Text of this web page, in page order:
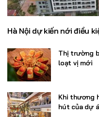
Hà Nội dự kiến nới điều
Thị trường
loạt vị mới
Khi thương
hút của dự